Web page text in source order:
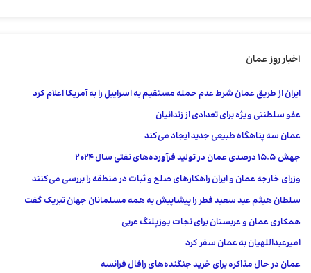
اخبار روز عمان
ایران از طریق عمان شرط عدم حمله مستقیم به اسراییل را به آمریکا اعلام کرد
عفو ​​سلطنتی ویژه برای تعدادی از زندانیان
عمان سه پناهگاه طبیعی جدید ایجاد می‌کند
جهش 15.5 درصدی عمان در تولید فرآورده‌های نفتی سال ۲۰۲۴
وزرای خارجه عمان و ایران راهکارهای صلح و ثبات در منطقه را بررسی می‌کنند
سلطان هیثم عید سعید فطر را پیشاپیش به همه مسلمانان جهان تبریک گفت
همکاری عمان و عربستان برای نجات یوزپلنگ عربی
امیرعبداللهیان به عمان سفر کرد
عمان در حال مذاکره برای خرید جنگنده‌های رافال فرانسه